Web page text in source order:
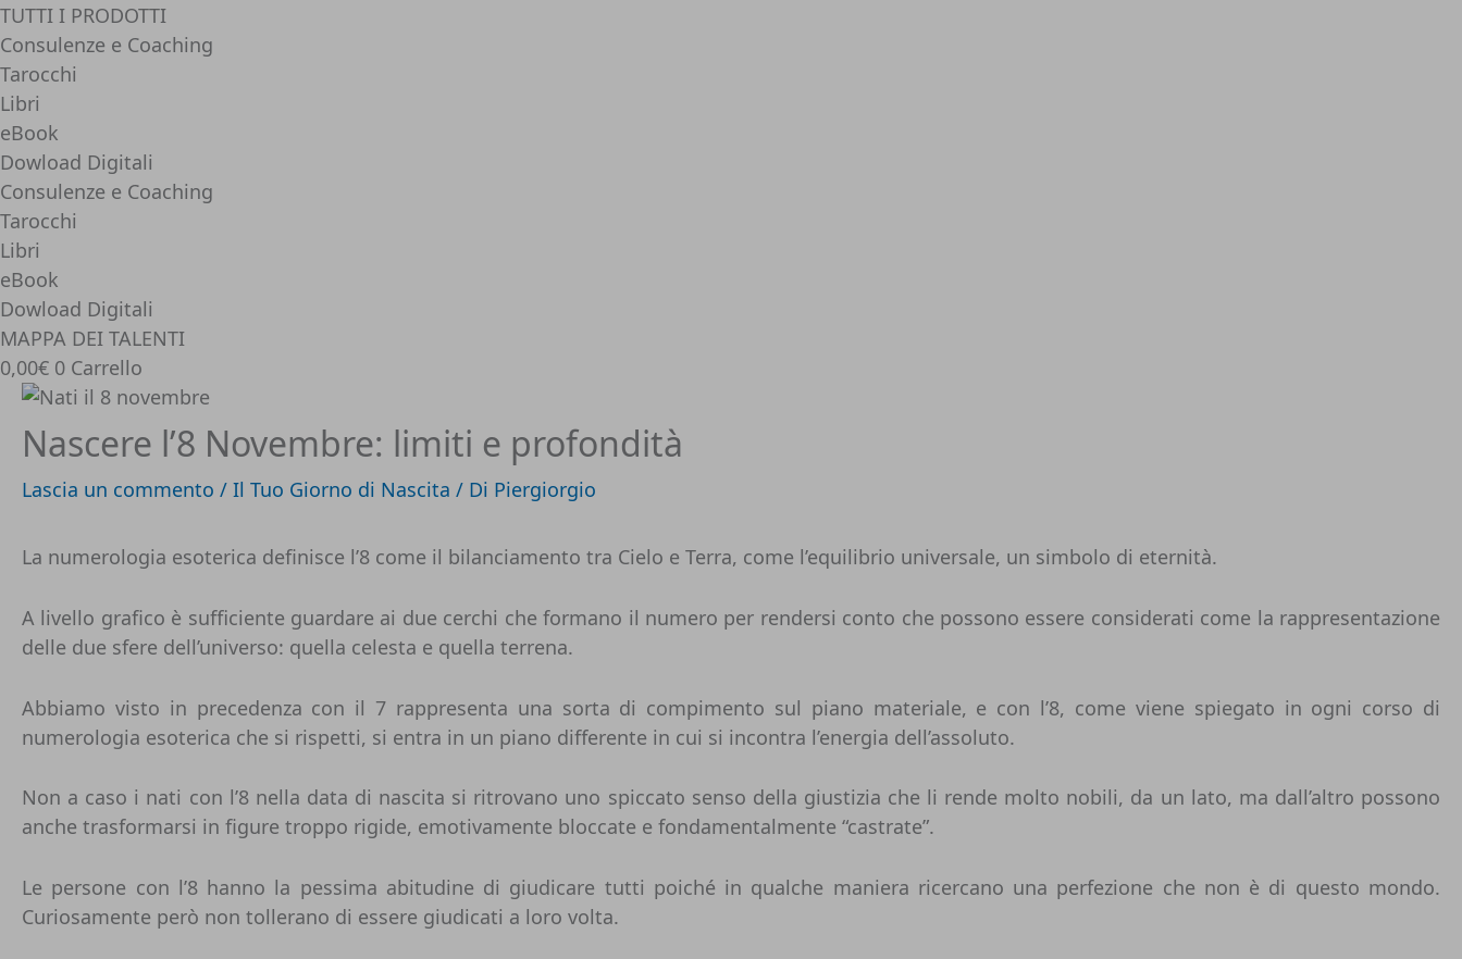
TUTTI I PRODOTTI
Consulenze e Coaching
Tarocchi
Libri
eBook
Dowload Digitali
Consulenze e Coaching
Tarocchi
Libri
eBook
Dowload Digitali
MAPPA DEI TALENTI
0,00€ 0 Carrello
Nascere l’8 Novembre: limiti e profondità
Lascia un commento / Il Tuo Giorno di Nascita / Di Piergiorgio
La numerologia esoterica definisce l’8 come il bilanciamento tra Cielo e Terra, come l’equilibrio universale, un simbolo di eternità.
A livello grafico è sufficiente guardare ai due cerchi che formano il numero per rendersi conto che possono essere considerati come la rappresentazione
delle due sfere dell’universo: quella celesta e quella terrena.
Abbiamo visto in precedenza con il 7 rappresenta una sorta di compimento sul piano materiale, e con l’8, come viene spiegato in ogni corso di
numerologia esoterica che si rispetti, si entra in un piano differente in cui si incontra l’energia dell’assoluto.
Non a caso i nati con l’8 nella data di nascita si ritrovano uno spiccato senso della giustizia che li rende molto nobili, da un lato, ma dall’altro possono
anche trasformarsi in figure troppo rigide, emotivamente bloccate e fondamentalmente “castrate”.
Le persone con l’8 hanno la pessima abitudine di giudicare tutti poiché in qualche maniera ricercano una perfezione che non è di questo mondo.
Curiosamente però non tollerano di essere giudicati a loro volta.